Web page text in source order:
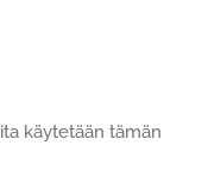
käytetään tämän